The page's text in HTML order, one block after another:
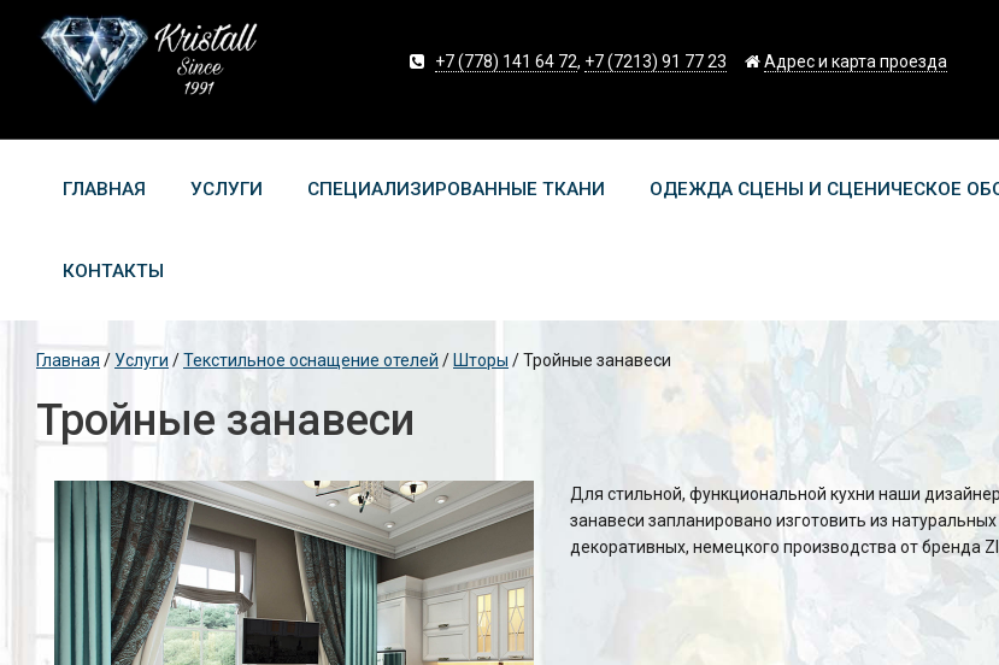
+7 (778) 141 64 72, +7 (7213) 91 77 23 Адрес и карта проезда
ГЛАВНАЯ УСЛУГИ СПЕЦИАЛИЗИРОВАННЫЕ ТКАНИ ОДЕЖДА СЦЕНЫ И СЦЕНИЧЕСКОЕ
КОНТАКТЫ
Главная / Услуги /Текстильное оснащение отелей /Шторы /Тройные занавеси
Тройные занавеси
Для стильной, функциональной кухни наши
занавеси запланировано изготовить из
декоративных, немецкого производства от бренда